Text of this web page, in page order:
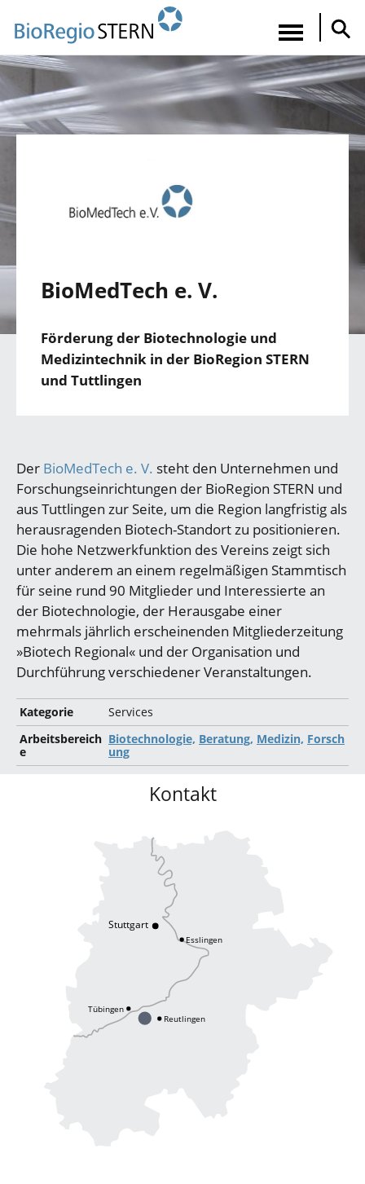
zum
Inhalt
BioMedTech e. V.
Förderung der Biotechnologie und
Medizintechnik in der BioRegion STERN
und Tuttlingen
Der BioMedTech e. V. steht den Unternehmen und
Forschungseinrichtungen der BioRegion STERN und
aus Tuttlingen zur Seite, um die Region langfristig als
herausragenden Biotech-Standort zu positionieren.
Die hohe Netzwerkfunktion des Vereins zeigt sich
unter anderem an einem regelmäßigen Stammtisch
für seine rund 90 Mitglieder und Interessierte an
der Biotechnologie, der Herausgabe einer
mehrmals jährlich erscheinenden Mitgliederzeitung
»Biotech Regional« und der Organisation und
Durchführung verschiedener Veranstaltungen.
Kategorie
Services
Arbeitsbereich
e
Biotechnologie, Beratung, Medizin, Forsch
ung
Kontakt